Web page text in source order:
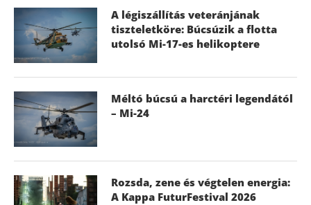
A légiszállítás veteránjának
tiszteletköre: Búcsúzik a flotta
utolsó Mi-17-es helikoptere
Méltó búcsú a harctéri legendától
– Mi-24
Rozsda, zene és végtelen energia:
A Kappa FuturFestival 2026